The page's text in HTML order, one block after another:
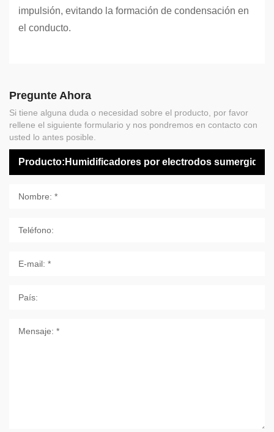
impulsión, evitando la formación de condensación en
el conducto.
Pregunte Ahora
Si tiene alguna duda o necesidad sobre el producto, por favor
rellene el siguiente formulario y nos pondremos en contacto con
usted lo antes posible.